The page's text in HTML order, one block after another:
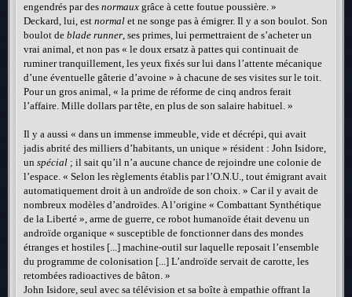
engendrés par des normaux grâce à cette foutue poussière. »
Deckard, lui, est normal et ne songe pas à émigrer. Il y a son boulot. Son
boulot de blade runner, ses primes, lui permettraient de s’acheter un
vrai animal, et non pas « le doux ersatz à pattes qui continuait de
ruminer tranquillement, les yeux fixés sur lui dans l’attente mécanique
d’une éventuelle gâterie d’avoine » à chacune de ses visites sur le toit.
Pour un gros animal, « la prime de réforme de cinq andros ferait
l’affaire. Mille dollars par tête, en plus de son salaire habituel. »
Il y a aussi « dans un immense immeuble, vide et décrépi, qui avait
jadis abrité des milliers d’habitants, un unique » résident : John Isidore,
un spécial ; il sait qu’il n’a aucune chance de rejoindre une colonie de
l’espace. « Selon les règlements établis par l’O.N.U., tout émigrant avait
automatiquement droit à un androïde de son choix. » Car il y avait de
nombreux modèles d’androïdes. A l’origine « Combattant Synthétique
de la Liberté », arme de guerre, ce robot humanoïde était devenu un
androïde organique « susceptible de fonctionner dans des mondes
étranges et hostiles [...] machine-outil sur laquelle reposait l’ensemble
du programme de colonisation [...] L’androïde servait de carotte, les
retombées radioactives de bâton. »
John Isidore, seul avec sa télévision et sa boîte à empathie offrant la